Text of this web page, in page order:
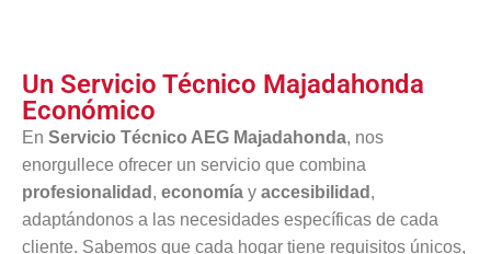
Un Servicio Técnico Majadahonda
Económico
En Servicio Técnico AEG Majadahonda, nos
enorgullece ofrecer un servicio que combina
profesionalidad , economía y accesibilidad ,
adaptándonos a las necesidades específicas de cada
cliente. Sabemos que cada hogar tiene requisitos únicos,